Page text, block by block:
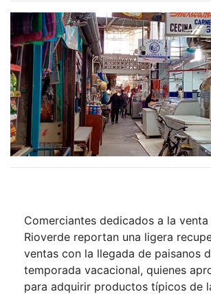
Comerciantes dedicados a la
Rioverde reportan una ligera
ventas con la llegada de paisanos
temporada vacacional, quienes
para adquirir productos típicos de